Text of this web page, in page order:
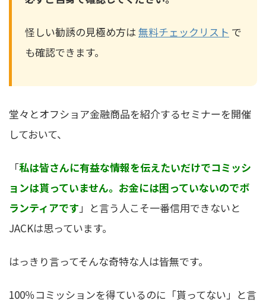
怪しい勧誘の見極め方は無料チェックリスト で
も確認できます。
堂々とオフショア金融商品を紹介するセミナーを開催
しておいて、
「私は皆さんに有益な情報を伝えたいだけでコミッシ
ョンは貰っていません。お金には困っていないのでボ
ランティアです」と言う人こそ一番信用できないと
JACKは思っています。
はっきり言ってそんな奇特な人は皆無です。
100％コミッションを得ているのに「貰ってない」と言